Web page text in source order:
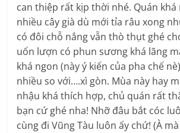
can thiệp rất kịp thời nhé. Quán
nhiều cây già dù mới tỉa râu xong
có đôi chỗ nắng vẫn thò thụt ghé
uốn lượn có phun sương khá lãng
khá ngon (này ý kiến của pha chế
nhiều so với….xì gòn. Mùa này hay
nhậu khá thích hợp, chủ quán rất
bạn cứ ghé nha! Nhỡ đâu bắt cóc
cùng đi Vũng Tàu luôn ấy chứ! (À